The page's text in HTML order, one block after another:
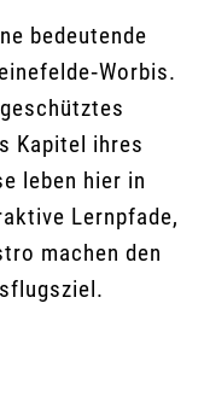
attraktives
und
bedeutende
Kapitel ihres
leben hier in
Lernpfade,
machen den